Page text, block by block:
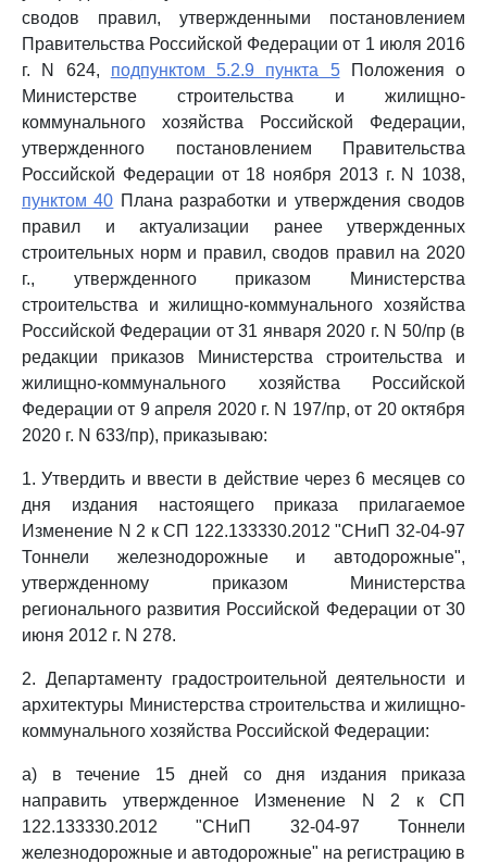
сводов правил, утвержденными постановлением
Правительства Российской Федерации от 1 июля 2016
г. N 624, подпунктом 5.2.9 пункта 5Положения о
Министерстве строительства и жилищно-
коммунального хозяйства Российской Федерации,
утвержденного постановлением Правительства
Российской Федерации от 18 ноября 2013 г. N 1038,
пунктом 40 Плана разработки и утверждения сводов
правил и актуализации ранее утвержденных
строительных норм и правил, сводов правил на 2020
г., утвержденного приказом Министерства
строительства и жилищно-коммунального хозяйства
Российской Федерации от 31 января 2020 г. N 50/пр (в
редакции приказов Министерства строительства и
жилищно-коммунального хозяйства Российской
Федерации от 9 апреля 2020 г. N 197/пр, от 20 октября
2020 г. N 633/пр), приказываю:
1. Утвердить и ввести в действие через 6 месяцев со
дня издания настоящего приказа прилагаемое
Изменение N 2 к СП 122.133330.2012 "СНиП 32-04-97
Тоннели железнодорожные и автодорожные",
утвержденному приказом Министерства
регионального развития Российской Федерации от 30
июня 2012 г. N 278.
2. Департаменту градостроительной деятельности и
архитектуры Министерства строительства и жилищно-
коммунального хозяйства Российской Федерации:
а) в течение 15 дней со дня издания приказа
направить утвержденное Изменение N 2 к СП
122.133330.2012 "СНиП 32-04-97 Тоннели
железнодорожные и автодорожные" на регистрацию в